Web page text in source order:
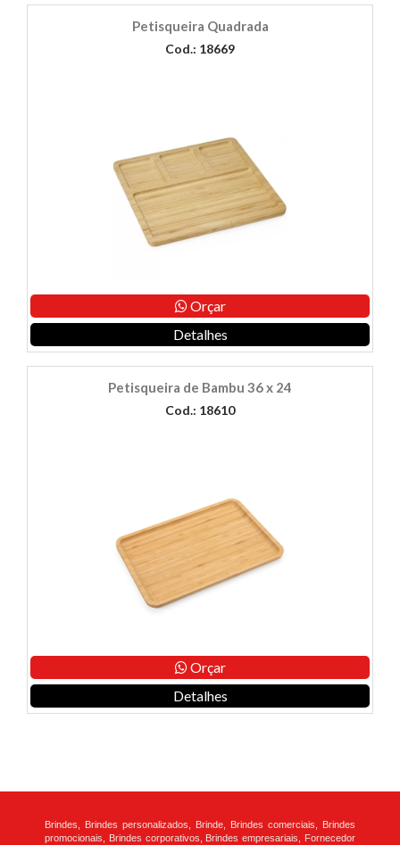
Petisqueira Quadrada
Cod.: 18669
Orçar
Detalhes
Petisqueira de Bambu 36 x 24
Cod.: 18610
Orçar
Detalhes
Brindes, Brindes personalizados, Brinde, Brindes comerciais, Brindes
promocionais, Brindes corporativos, Brindes empresariais, Fornecedor